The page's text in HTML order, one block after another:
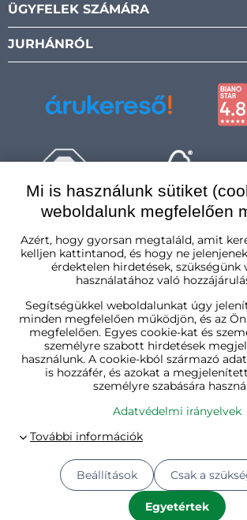
ÜGYFELEK SZÁMÁRA
JURHÁNRÓL
© 2026 Jurhan.hu 💚 | Minden jog
Adatvédelmi beállítások
Adatvédelmi
A megrendelés állapota
Mi is használunk sütiket
weboldalunk megfelelően
Azért, hogy gyorsan megtaláld, amit
kelljen kattintanod, és hogy ne
érdektelen hirdetések, szükségünk
használatához való
Segítségükkel weboldalunkat úgy
minden megfelelően működjön, és az
megfelelően. Egyes cookie-kat és
személyre szabott hirdetések
használunk. A cookie-kból származó
is hozzáfér, és azokat a
személyre szabására
Adatvédelmi irányelvek
Beállítások
Egyetértek
Csak a